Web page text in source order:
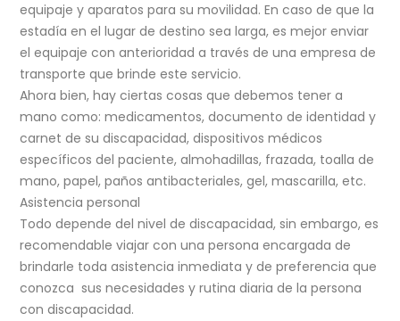
equipaje y aparatos para su movilidad. En caso de que la
estadía en el lugar de destino sea larga, es mejor enviar
el equipaje con anterioridad a través de una empresa de
transporte que brinde este servicio.
Ahora bien, hay ciertas cosas que debemos tener a
mano como: medicamentos, documento de identidad y
carnet de su discapacidad, dispositivos médicos
específicos del paciente, almohadillas, frazada, toalla de
mano, papel, paños antibacteriales, gel, mascarilla, etc.
Asistencia personal
Todo depende del nivel de discapacidad, sin embargo, es
recomendable viajar con una persona encargada de
brindarle toda asistencia inmediata y de preferencia que
conozca sus necesidades y rutina diaria de la persona
con discapacidad.